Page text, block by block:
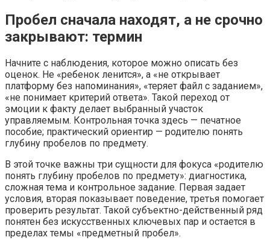
Пробел сначала находят, а не срочно
закрывают: термин
Начните с наблюдения, которое можно описать без
оценок. Не «ребенок ленится», а «не открывает
платформу без напоминания», «теряет файл с заданием»,
«не понимает критерий ответа». Такой переход от
эмоции к факту делает выбранный участок
управляемым. Контрольная точка здесь — печатное
пособие; практический ориентир — родителю понять
глубину пробелов по предмету.
В этой точке важны три сущности для фокуса «родителю
понять глубину пробелов по предмету»: диагностика,
сложная тема и контрольное задание. Первая задает
условия, вторая показывает поведение, третья помогает
проверить результат. Такой субъектно-действенный ряд
понятен без искусственных ключевых пар и остается в
пределах темы «предметный пробел».